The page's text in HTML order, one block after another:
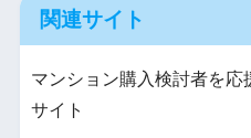
関連サイト
マンション購入検討者を応
サイト